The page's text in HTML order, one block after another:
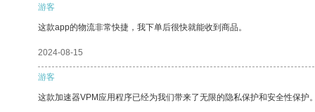
游客
这款app的物流非常快捷，我下单后很快就能收到商品。
2024-08-15
游客
这款加速器VPM应用程序已经为我们带来了无限的隐私保护和安全性保护